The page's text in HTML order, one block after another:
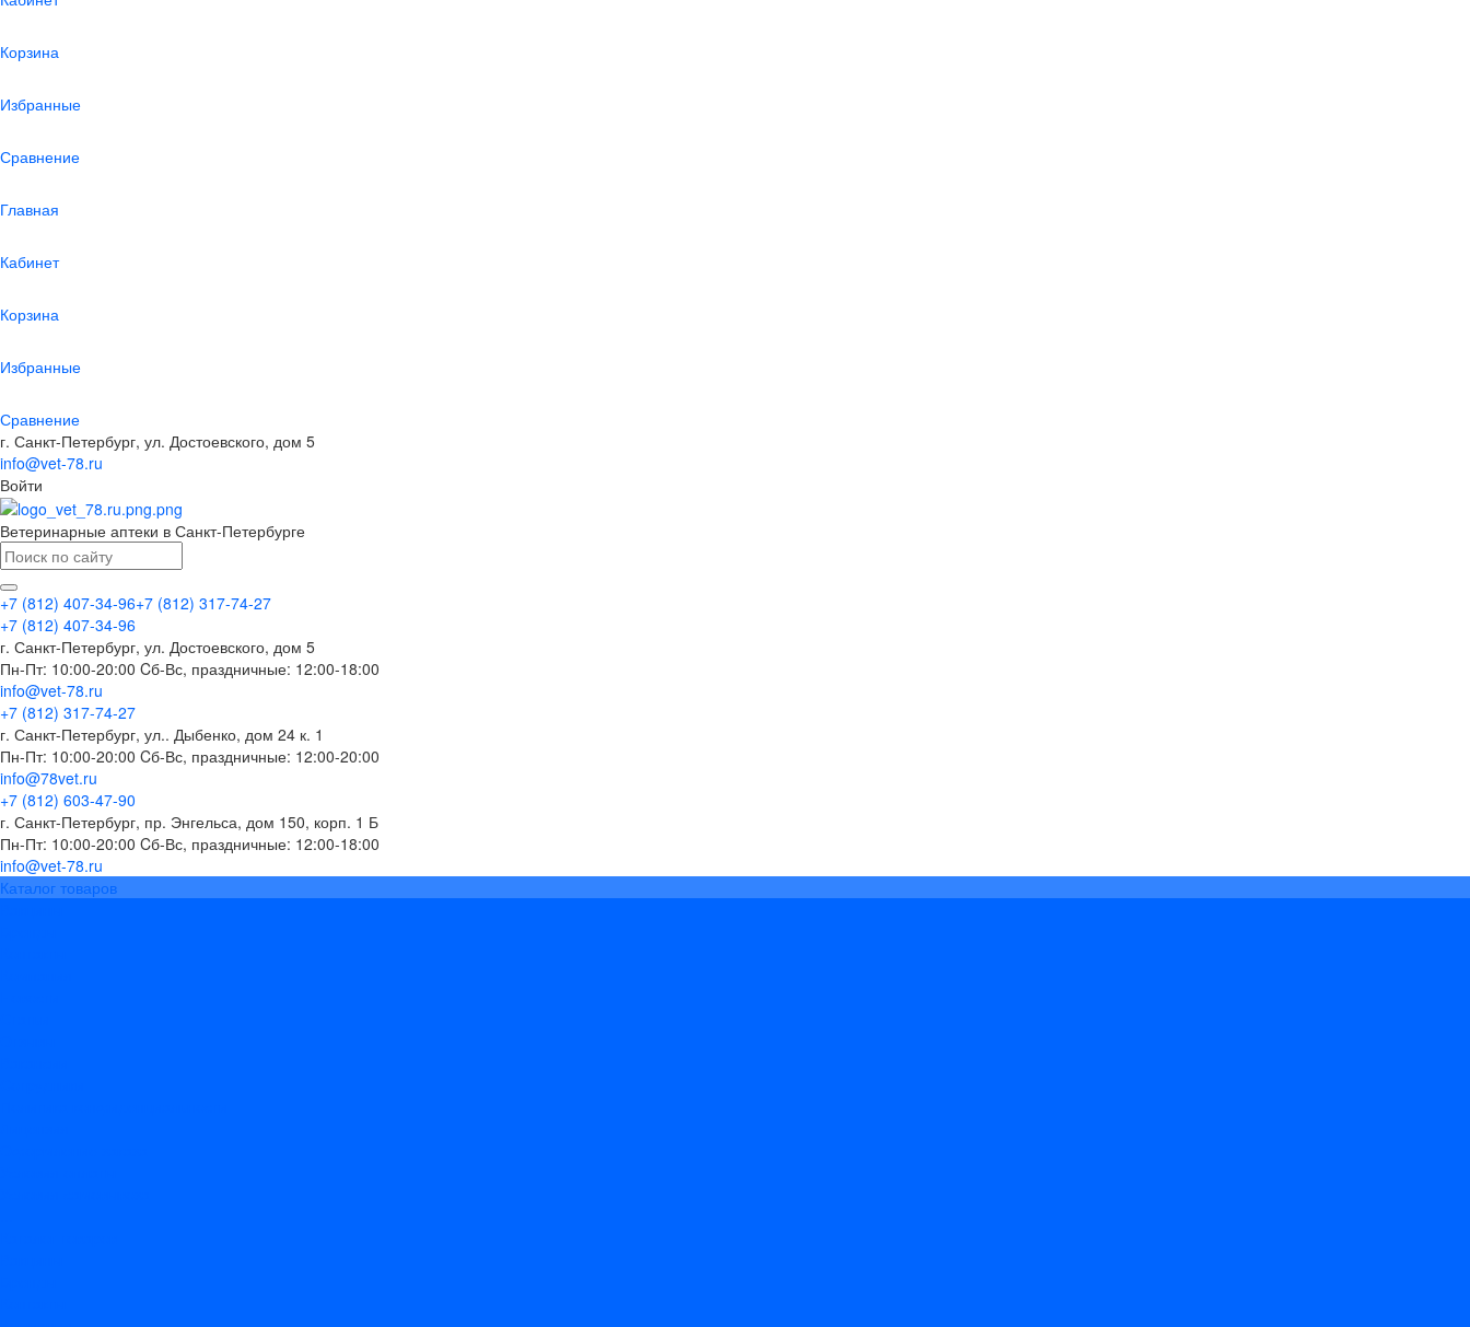
Корзина
Избранные
Сравнение
Главная
Кабинет
Корзина
Избранные
Сравнение
г. Санкт-Петербург, ул. Достоевского, дом 5
info@vet-78.ru
Войти
Ветеринарные аптеки в Санкт-Петербурге
+7 (812) 407-34-96+7 (812) 317-74-27
+7 (812) 407-34-96
г. Санкт-Петербург, ул. Достоевского, дом 5
Пн-Пт: 10:00-20:00 Cб-Вс, праздничные: 12:00-18:00
info@vet-78.ru
+7 (812) 317-74-27
г. Санкт-Петербург, ул.. Дыбенко, дом 24 к. 1
Пн-Пт: 10:00-20:00 Cб-Вс, праздничные: 12:00-20:00
info@78vet.ru
+7 (812) 603-47-90
г. Санкт-Петербург, пр. Энгельса, дом 150, корп. 1 Б
Пн-Пт: 10:00-20:00 Cб-Вс, праздничные: 12:00-18:00
info@vet-78.ru
Каталог товаров